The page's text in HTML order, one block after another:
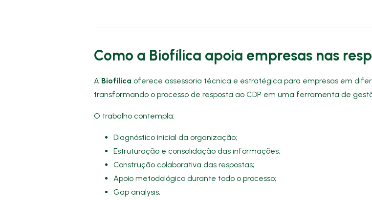
Como a Biofílica apoia empresas nas
A Biofílica oferece assessoria técnica e estratégica para empresas em
transformando o processo de resposta ao CDP em uma ferramenta de
O trabalho contempla:
Diagnóstico inicial da organização;
Estruturação e consolidação das informações;
Construção colaborativa das respostas;
Apoio metodológico durante todo o processo;
Gap analysis;